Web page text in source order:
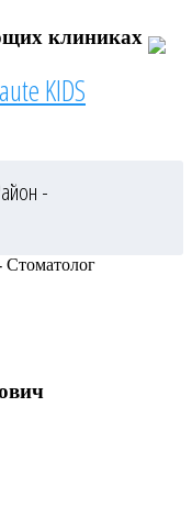
клиниках
KIDS
-